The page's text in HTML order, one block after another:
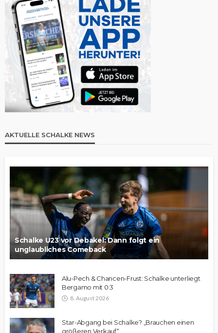
AKTUELLE SCHALKE NEWS
Schalke U23 vor Debakel: Dann folgt ein
unglaubliches Comeback
Alu-Pech & Chancen-Frust: Schalke unterliegt
Bergamo mit 0:3
8. August 2026
Star-Abgang bei Schalke? „Brauchen einen
größeren Verkauf“